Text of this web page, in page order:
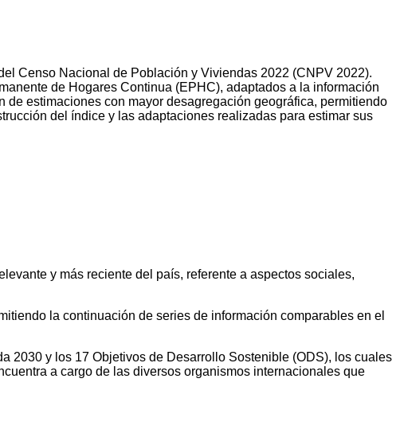
Censo Nacional de Población y Viviendas 2022 (CNPV 2022).
de Hogares Continua (EPHC), adaptados a la información
estimaciones con mayor desagregación geográfica, permitiendo
del índice y las adaptaciones realizadas para estimar sus
y más reciente del país, referente a aspectos sociales,
la continuación de series de información comparables en el
2030 y los 17 Objetivos de Desarrollo Sostenible (ODS), los cuales
a cargo de las diversos organismos internacionales que